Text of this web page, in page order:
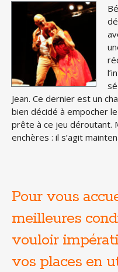
B
Jean. Ce dernier est un
bien décidé à empocher
prête à ce jeu déroutant.
enchères : il s’agit
Pour vous
meilleures
vouloir
vos places en